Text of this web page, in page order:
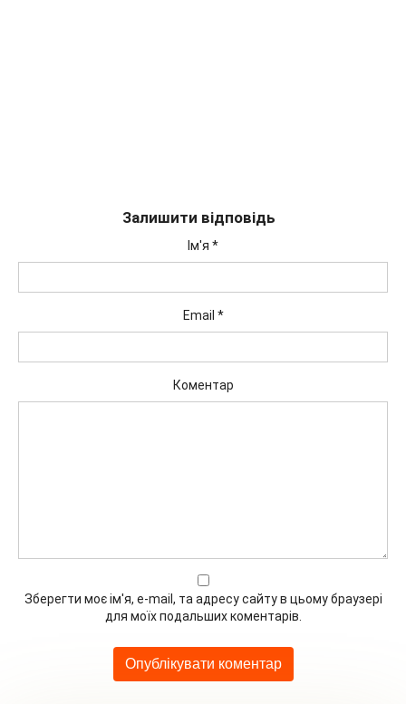
Залишити відповідь
Ім'я *
Email *
Коментар
Зберегти моє ім'я, e-mail, та адресу сайту в цьому браузері
для моїх подальших коментарів.